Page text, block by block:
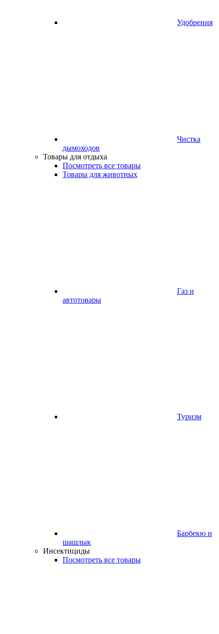
Удобрения
Чистка
дымоходов
Товары для отдыха
Посмотреть все товары
Товары для животных
Газ и
автотовары
Туризм
Барбекю и
шашлык
Инсектициды
Посмотреть все товары